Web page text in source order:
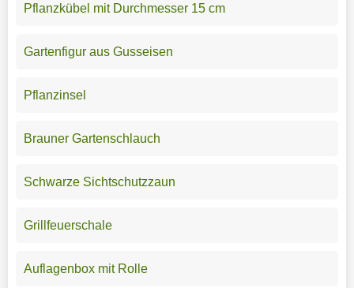
Pflanzkübel mit Durchmesser 15 cm
Gartenfigur aus Gusseisen
Pflanzinsel
Brauner Gartenschlauch
Schwarze Sichtschutzzaun
Grillfeuerschale
Auflagenbox mit Rolle